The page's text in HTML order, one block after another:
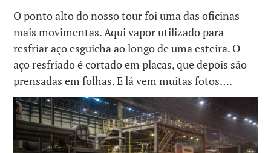
O ponto alto do nosso tour foi uma das oficinas
mais movimentas. Aqui vapor utilizado para
resfriar aço esguicha ao longo de uma esteira. O
aço resfriado é cortado em placas, que depois são
prensadas em folhas. E lá vem muitas fotos….